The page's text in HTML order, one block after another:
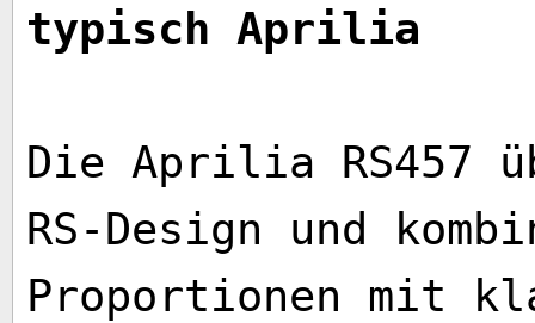
typisch Aprilia
Die Aprilia RS457
RS-Design und
Proportionen mit